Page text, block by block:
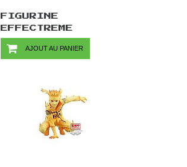
FIGURINE
EFFECTREME
NARUTO SHIPPUDEN
PAR BANPRESTO -
AJOUT AU PANIER